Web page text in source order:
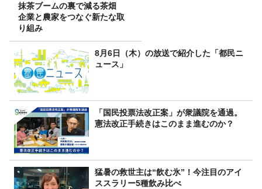
抹茶ブームの裏で減る茶畑
企業と農家をつなぐ新たな取
り組み
8月6日（木）の放送で紹介した「都民ニ
ュース」
「国民投票法改正案」が衆議院を通過。
憲法改正手続きはこのまま進むのか？
猛暑の救世主は“飲む氷”！今注目のアイ
ススラリー5種飲み比べ